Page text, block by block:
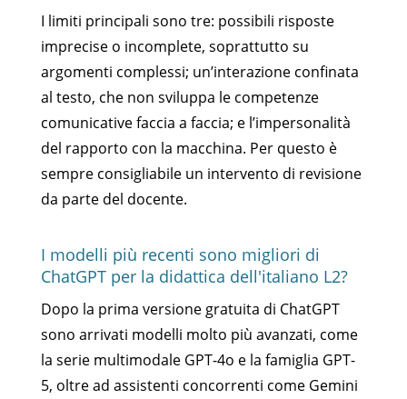
I limiti principali sono tre: possibili risposte
imprecise o incomplete, soprattutto su
argomenti complessi; un’interazione confinata
al testo, che non sviluppa le competenze
comunicative faccia a faccia; e l’impersonalità
del rapporto con la macchina. Per questo è
sempre consigliabile un intervento di revisione
da parte del docente.
I modelli più recenti sono migliori di
ChatGPT per la didattica dell'italiano L2?
Dopo la prima versione gratuita di ChatGPT
sono arrivati modelli molto più avanzati, come
la serie multimodale GPT-4o e la famiglia GPT-
5, oltre ad assistenti concorrenti come Gemini